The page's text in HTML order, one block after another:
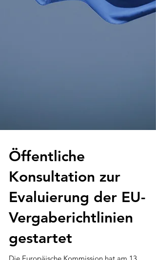
Öffentliche
Konsultation zur
Evaluierung der EU-